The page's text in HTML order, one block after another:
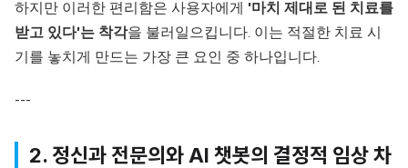
하지만 이러한 편리함은 사용자에게 '마치 제대로 된 치료를
받고 있다'는 착각을 불러일으킵니다. 이는 적절한 치료 시
기를 놓치게 만드는 가장 큰 요인 중 하나입니다.
---
2. 정신과 전문의와 AI 챗봇의 결정적 임상 차